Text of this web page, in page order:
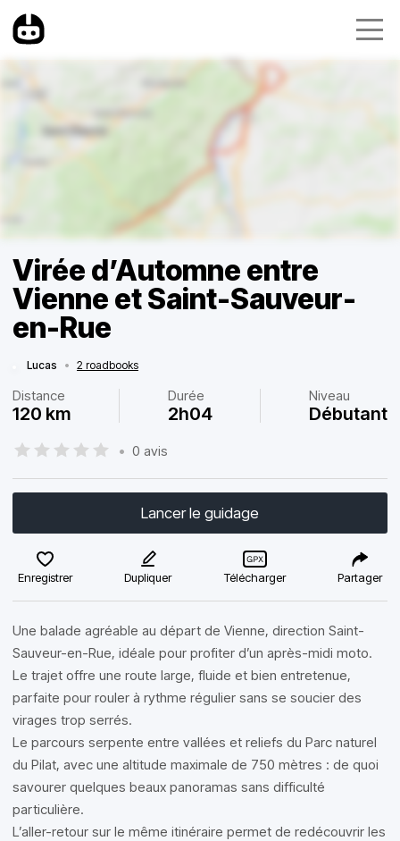
Virée d’Automne entre
Vienne et Saint-Sauveur-
en-Rue
Lucas • 2 roadbooks
Distance
120 km
Durée
2h04
Niveau
Débutant
• 0 avis
Lancer le guidage
Enregistrer Dupliquer Télécharger Partager
Une balade agréable au départ de Vienne, direction Saint-
Sauveur-en-Rue, idéale pour profiter d’un après-midi moto.
Le trajet offre une route large, fluide et bien entretenue,
parfaite pour rouler à rythme régulier sans se soucier des
virages trop serrés.
Le parcours serpente entre vallées et reliefs du Parc naturel
du Pilat, avec une altitude maximale de 750 mètres : de quoi
savourer quelques beaux panoramas sans difficulté
particulière.
L’aller-retour sur le même itinéraire permet de redécouvrir les